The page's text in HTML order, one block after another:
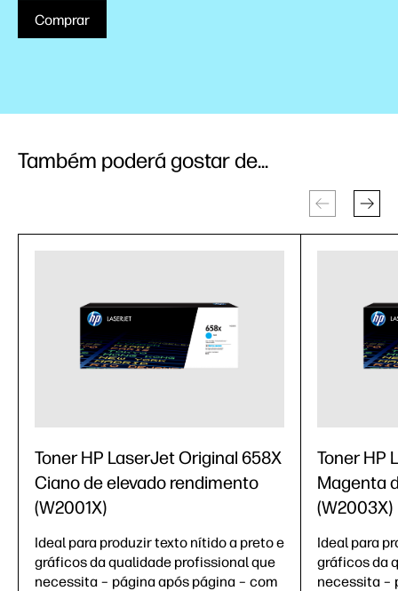
Comprar
Também poderá gostar de...
Toner HP LaserJet Original 658X
Ciano de elevado rendimento
(W2001X)
Ideal para produzir texto nítido a preto e
gráficos da qualidade profissional que
necessita – página após página – com
Toner HP
Magenta
(W2003X)
Ideal para
gráficos da
necessita –